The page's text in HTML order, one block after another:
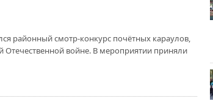
районный смотр-конкурс почётных караулов,
войне. В мероприятии приняли